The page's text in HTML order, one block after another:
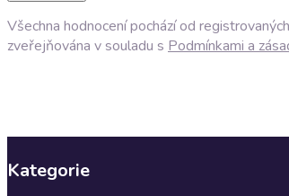
Všechna hodnocení pochází od
zveřejňována v souladu s Podmínkami a
Kategorie